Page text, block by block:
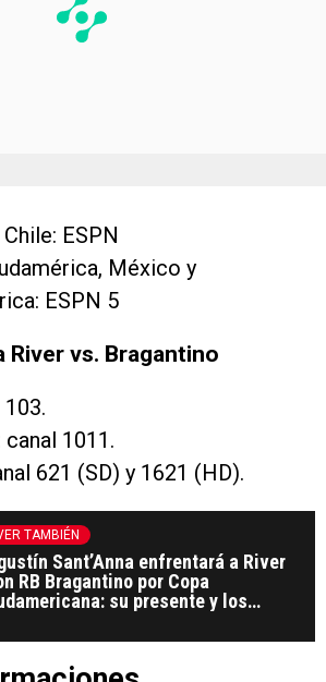
ESPN
México y
ESPN 5
River vs. Bragantino
1011.
621 (SD) y 1621 (HD).
TAMBIÉN
Sant’Anna enfrentará a River
RB Bragantino por Copa
su presente y los